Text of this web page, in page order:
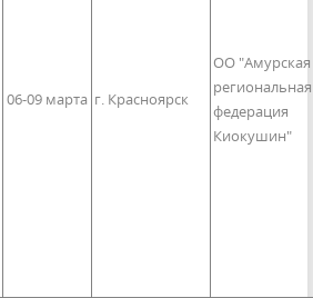
06-09 марта г. Красноярск
ОО "Амурская
региональная
федерация
Киокушин"